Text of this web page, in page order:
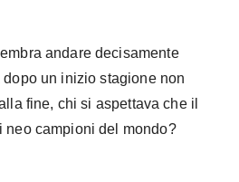
andare decisamente
un inizio stagione non
fine, chi si aspettava che il
neo campioni del mondo?